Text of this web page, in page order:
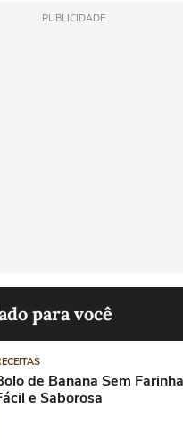
PUBLICIDADE
para você
de Banana Sem
e Saborosa